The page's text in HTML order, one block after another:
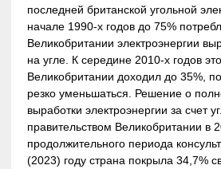
последней британской угольной
начале 1990-х годов до 75%
Великобритании электроэнергии
на угле. К середине 2010-х годов
Великобритании доходил до 35%,
резко уменьшаться. Решение о
выработки электроэнергии за счет
правительством Великобритании в
продолжительного периода
(2023) году страна покрыла 34,7%